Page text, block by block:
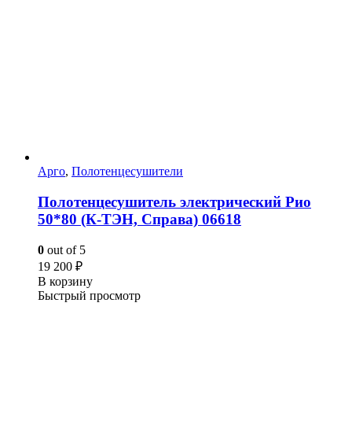
Арго, Полотенцесушители
Полотенцесушитель электрический Рио
50*80 (К-ТЭН, Справа) 06618
0 out of 5
19 200 ₽
В корзину
Быстрый просмотр